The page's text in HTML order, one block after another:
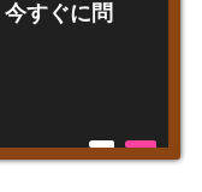
すぐに問